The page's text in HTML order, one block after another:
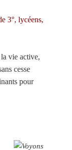
3°, lycéens,
vie active,
cesse
pour